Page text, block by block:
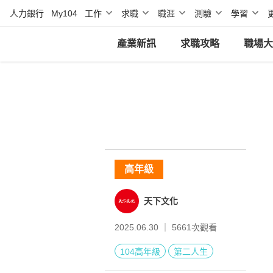
人力銀行 My104 工作 求職 職涯 測驗 學習
產業新訊 求職攻略 職場
高年級
天下文化
2025.06.30 ｜ 5661次觀看
104高年級 第二人生